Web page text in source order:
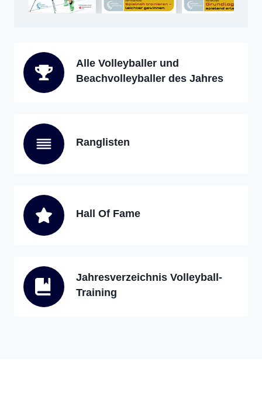
Alle Volleyballer und
Beachvolleyballer des Jahres
Ranglisten
Hall Of Fame
Jahresverzeichnis Volleyball-
Training